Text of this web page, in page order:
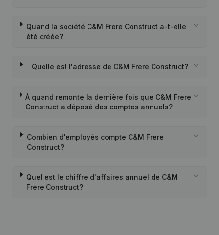
Quand la société C&M Frere Construct a-t-elle
été créée?
Quelle est l'adresse de C&M Frere Construct?
À quand remonte la dernière fois que C&M Frere
Construct a déposé des comptes annuels?
Combien d'employés compte C&M Frere
Construct?
Quel est le chiffre d'affaires annuel de C&M
Frere Construct?